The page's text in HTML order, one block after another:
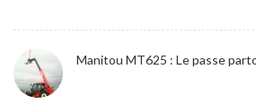
Manitou MT625 : Le passe